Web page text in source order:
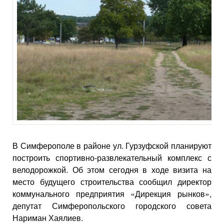
В Симферополе в районе ул. Гурзуфской планируют
построить спортивно-развлекательный комплекс с
велодорожкой. Об этом сегодня в ходе визита на
место будущего строительства сообщил директор
коммунального предприятия «Дирекция рынков»,
депутат Симферопольского городского совета
Нариман Хаялиев.